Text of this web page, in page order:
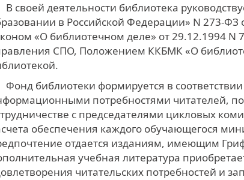
В своей деятельности библиотека
в Российской Федерации» N 273-
«О библиотечном деле» от 29.12.1994
СПО, Положением ККБМК «О
Фонд библиотеки формируется в
потребностями читателей,
с председателями цикловых
обеспечения каждого обучающегося
отдается изданиям, имеющим
учебная литература
читательских потребностей и